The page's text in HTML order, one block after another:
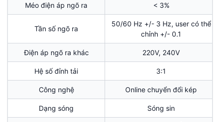
Méo điện áp ngõ ra < 3%
Tần số ngõ ra
50/60 Hz +/- 3 Hz, user có thể
chỉnh +/- 0.1
Điện áp ngõ ra khác 220V, 240V
Hệ số đỉnh tải 3:1
Công nghệ Online chuyển đổi kép
Dạng sóng Sóng sin